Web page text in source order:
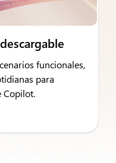
funcionales,
para
Copilot.